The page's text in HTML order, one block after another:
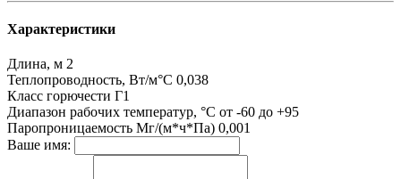
Характеристики
Длина, м 2
Теплопроводность, Вт/м°С 0,038
Класс горючести Г1
Диапазон рабочих температур, °С от -60 до +95
Паропроницаемость Мг/(м*ч*Па) 0,001
Ваше имя: